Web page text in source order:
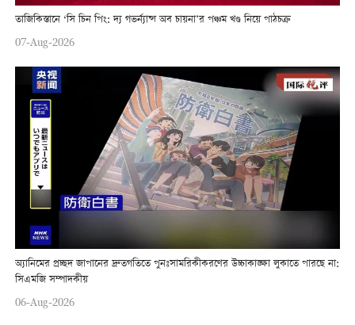
তাজিকিস্তানে ‘সি চিন পিং: দ্য গভর্ন্যান্স অব চায়না’র পঞ্চম খণ্ড নিয়ে পাঠচক্র
07-Aug-2026
অ্যানিমের প্রচ্ছদ জাপানের দ্রুতগতিতে পুনঃসামরিকীকরণের উচ্চাকাঙ্ক্ষা লুকাতে পারছে না:
সিএমজি সম্পাদকীয়
06-Aug-2026